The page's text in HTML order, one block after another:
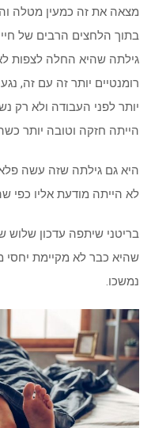
מצאה את זה כמעין מטלה
בתוך הלחצים הרבים של
גילתה שהיא החלה לצפות
רומנטיים יותר זה עם זה,
יותר לפני העבודה ולא רק
הייתה חזקה וטובה יותר
היא גם גילתה שזה עשה
לא הייתה מודעת אליו כפי
בריטני שיתפה עדכון שלוש
שהיא כבר לא מקיימת יחסי
נמשכו.